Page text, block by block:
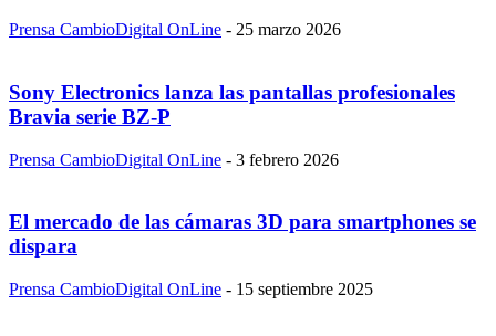
Prensa CambioDigital OnLine - 25 marzo 2026
Sony Electronics lanza las pantallas profesionales
Bravia serie BZ-P
Prensa CambioDigital OnLine - 3 febrero 2026
El mercado de las cámaras 3D para smartphones se
dispara
Prensa CambioDigital OnLine - 15 septiembre 2025